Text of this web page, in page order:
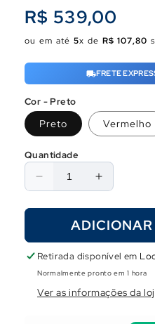
Preço
normal
R$ 539,00
ou em até 5x de R$ 107,80
FRETE
Cor - Preto
Preto Vermelho
Quantidade
Diminuir
quantidade
Faca
Salvimar
ST-
Blade
Aumentar
de
Faca
Salvimar
ST-
Blade
Retirada disponível em
Normalmente pronto em 1 hora
Ver as informações da